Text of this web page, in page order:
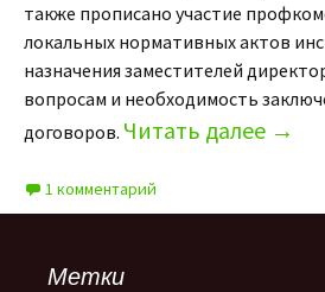
также прописано участие
локальных нормативных актов
назначения заместителей
вопросам и необходимость
договоров. Читать далее →
1 комментарий
Метки